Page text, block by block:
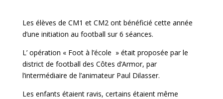
Les élèves de CM1 et CM2 ont bénéficié cette année
d’une initiation au football sur 6 séances.
L’ opération « Foot à l’école » était proposée par le
district de football des Côtes d’Armor, par
l’intermédiaire de l’animateur Paul Dilasser.
Les enfants étaient ravis, certains étaient même